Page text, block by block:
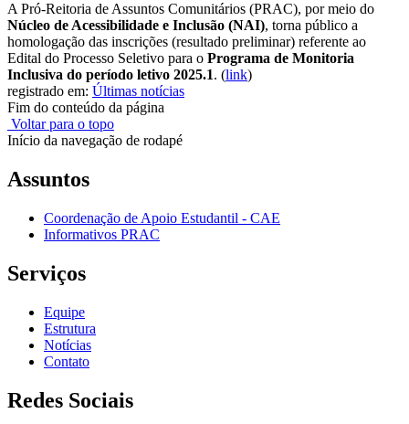
A Pró-Reitoria de Assuntos Comunitários (PRAC), por meio do
Núcleo de Acessibilidade e Inclusão (NAI), torna público a
homologação das inscrições (resultado preliminar) referente ao
Edital do Processo Seletivo para o Programa de Monitoria
Inclusiva do período letivo 2025.1. (link)
registrado em: Últimas notícias
Fim do conteúdo da página
Voltar para o topo
Início da navegação de rodapé
Assuntos
Coordenação de Apoio Estudantil - CAE
Informativos PRAC
Serviços
Equipe
Estrutura
Notícias
Contato
Redes Sociais